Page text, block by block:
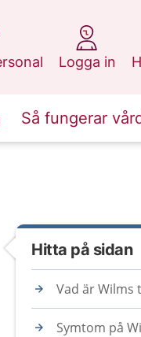
Logga in
på 1177.se
Så fungerar
Hitta på sidan
Vad är Wilms
Symtom på